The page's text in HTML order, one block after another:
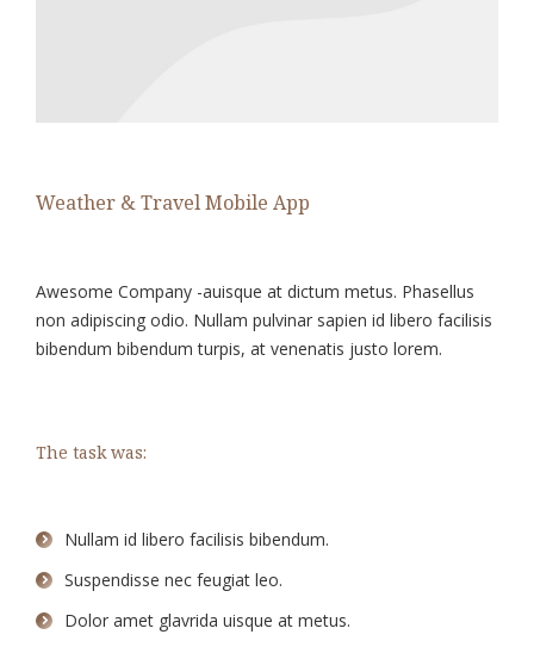
Weather & Travel Mobile App
Awesome Company -auisque at dictum metus. Phasellus
non adipiscing odio. Nullam pulvinar sapien id libero facilisis
bibendum bibendum turpis, at venenatis justo lorem.
The task was:
Nullam id libero facilisis bibendum.
Suspendisse nec feugiat leo.
Dolor amet glavrida uisque at metus.